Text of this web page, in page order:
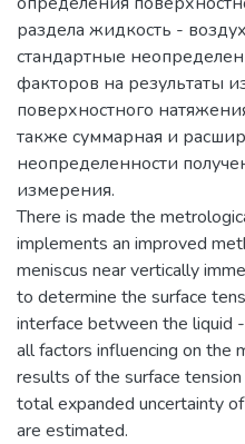
раздела жидкость -
стандартные
факторов на результаты
поверхностного
также суммарная и
неопределенности
измерения.
There is made the
implements an improved
meniscus near vertically
to determine the surface
interface between the liquid
all factors influencing on the
results of the surface
total expanded uncertainty
are estimated.